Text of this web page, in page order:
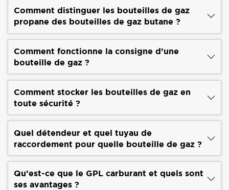
Comment distinguer les bouteilles de gaz
propane des bouteilles de gaz butane ?
Comment fonctionne la consigne d’une
bouteille de gaz ?
Comment stocker les bouteilles de gaz en
toute sécurité ?
Quel détendeur et quel tuyau de
raccordement pour quelle bouteille de gaz ?
Qu’est-ce que le GPL carburant et quels sont
ses avantages ?